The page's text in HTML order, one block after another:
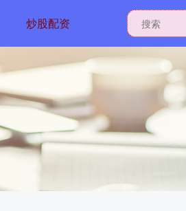
炒股配资